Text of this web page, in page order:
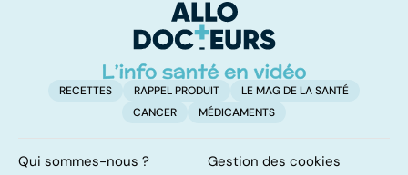
RECETTES RAPPEL PRODUIT
LE MAG DE LA SANTÉ
CANCER
MÉDICAMENTS
Qui sommes-nous ?
Gestion des cookies